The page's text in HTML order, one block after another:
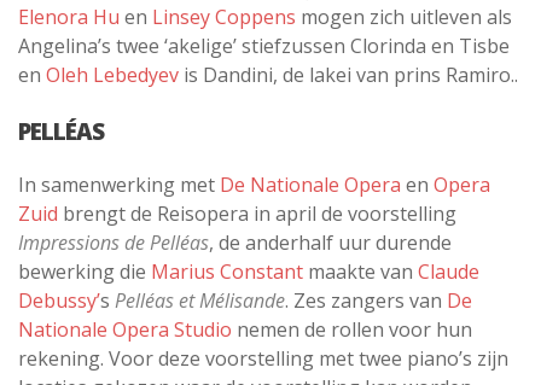
Elenora Hu en Linsey Coppens mogen zich uitleven als
Angelina’s twee ‘akelige’ stiefzussen Clorinda en Tisbe
en Oleh Lebedyev is Dandini, de lakei van prins Ramiro..
PELLÉAS
In samenwerking met De Nationale Opera en Opera
Zuid brengt de Reisopera in april de voorstelling
Impressions de Pelléas, de anderhalf uur durende
bewerking die Marius Constant maakte van Claude
Debussy’s Pelléas et Mélisande. Zes zangers van De
Nationale Opera Studio nemen de rollen voor hun
rekening. Voor deze voorstelling met twee piano’s zijn